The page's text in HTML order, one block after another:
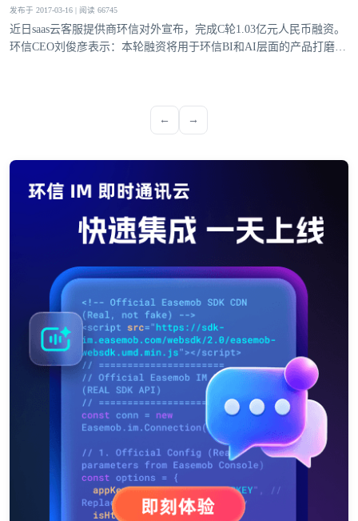
发布于 2017-03-16 | 阅读 66745
近日saas云客服提供商环信对外宣布，完成C轮1.03亿元人民币融资。
环信CEO刘俊彦表示：本轮融资将用于环信BI和AI层面的产品打磨，
← →